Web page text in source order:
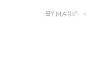
BY MARIE